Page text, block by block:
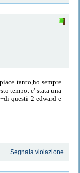
tanto,ho sempre
tempo. e' stata una
questi 2 edward e
Segnala violazione